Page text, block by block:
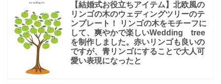
【結婚式お役立ちアイテム】北欧風の
リンゴの木のウェディングツリーのテ
ンプレート！ リンゴの木をモチーフに
して、爽やかで楽しいWedding tree
を制作しました。赤いリンゴも良いの
ですが、青リンゴにすることで大人可
愛い表現になったと